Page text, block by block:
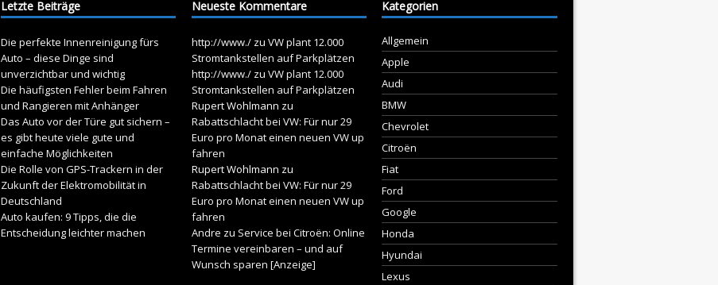
Letzte Beiträge
Die perfekte Innenreinigung fürs
Auto – diese Dinge sind
unverzichtbar und wichtig
Die häufigsten Fehler beim Fahren
und Rangieren mit Anhänger
Das Auto vor der Türe gut sichern –
es gibt heute viele gute und
einfache Möglichkeiten
Die Rolle von GPS-Trackern in der
Zukunft der Elektromobilität in
Deutschland
Auto kaufen: 9 Tipps, die die
Entscheidung leichter machen
Neueste Kommentare
http://www./zu VW plant 12.000
Stromtankstellen auf Parkplätzen
http://www./zu VW plant 12.000
Stromtankstellen auf Parkplätzen
Rupert Wohlmann zu
Rabattschlacht bei VW: Für nur 29
Euro pro Monat einen neuen VW up
fahren
Rupert Wohlmann zu
Rabattschlacht bei VW: Für nur 29
Euro pro Monat einen neuen VW up
fahren
Andre zu Service bei Citroën: Online
Termine vereinbaren – und auf
Wunsch sparen [Anzeige]
Kategorien
Allgemein
Apple
Audi
BMW
Chevrolet
Citroën
Fiat
Ford
Google
Honda
Hyundai
Lexus